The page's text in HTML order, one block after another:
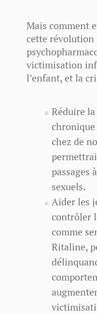
Mais comment
cette révolution
victimisation
l’enfant, et la
Réduire
chez de
passages
sexuels.
Aider les
contrôler
comme
Ritaline,